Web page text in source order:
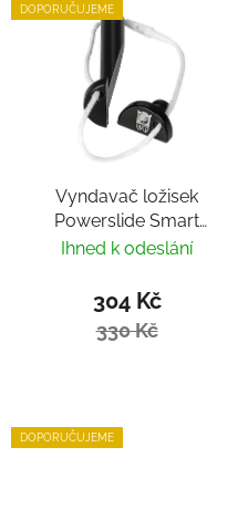
DOPORUČUJEME
Vyndavač ložisek
Powerslide Smart
Bearing Remover by
Ihned k odeslání
304 Kč
330 Kč
DOPORUČUJEME